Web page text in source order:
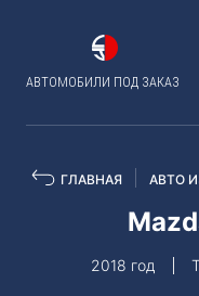
АВТОМОБИЛИ ПОД ЗАКАЗ
ГЛАВНАЯ АВТО
2018 год